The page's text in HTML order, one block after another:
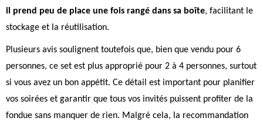
il prend peu de place une fois rangé dans sa boîte, facilitant le
stockage et la réutilisation.
Plusieurs avis soulignent toutefois que, bien que vendu pour 6
personnes, ce set est plus approprié pour 2 à 4 personnes, surtout
si vous avez un bon appétit. Ce détail est important pour planifier
vos soirées et garantir que tous vos invités puissent profiter de la
fondue sans manquer de rien. Malgré cela, la recommandation